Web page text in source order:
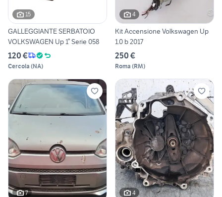
15
GALLEGGIANTE SERBATOIO
VOLKSWAGEN Up 1° Serie 058
120 €
Cercola (NA)
4
Kit Accensione Volkswagen Up
1.0 b 2017
250 €
Roma (RM)
7 4